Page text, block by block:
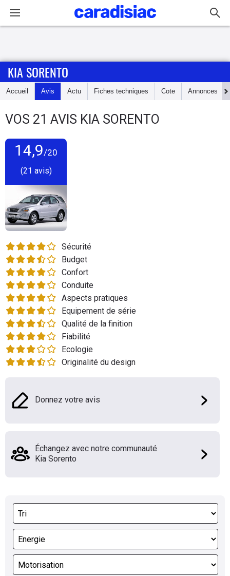
Accueil
Essais
Guide
Electriques
Utilitaires
Flottes
Auto
Services
Forum
Moto
Marques
KIA SORENTO
Accueil Avis Actu Fiches techniques Cote Annonces
VOS 21 AVIS KIA SORENTO
14,9/20
(21 avis)
Sécurité
Budget
Confort
Conduite
Aspects pratiques
Equipement de série
Qualité de la finition
Fiabilité
Ecologie
Originalité du design
Donnez votre avis
Échangez avec notre communauté
Kia Sorento